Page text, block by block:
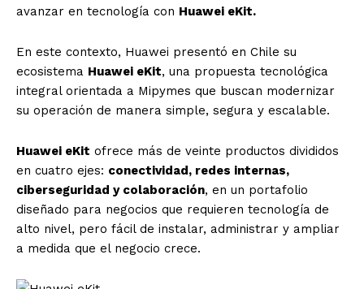
avanzar en tecnología con Huawei eKit.
En este contexto, Huawei presentó en Chile su
ecosistema Huawei eKit, una propuesta tecnológica
integral orientada a Mipymes que buscan modernizar
su operación de manera simple, segura y escalable.
Huawei eKit ofrece más de veinte productos divididos
en cuatro ejes: conectividad, redes internas,
ciberseguridad y colaboración, en un portafolio
diseñado para negocios que requieren tecnología de
alto nivel, pero fácil de instalar, administrar y ampliar
a medida que el negocio crece.